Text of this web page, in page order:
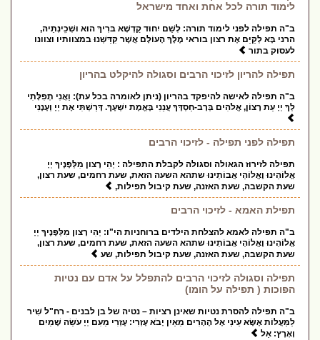
לימוד תורה לכל אחת ואחד מישראל
ב"ה תפילה לפני לימוד תורה: לְשֵׁם יִחוּד קֻדְשָׁא בּרִיךְ הוּא וּשְׁכִֽינְתֵּיהּ,
הרני בָּא לְקַיֵּם אֶת רצון בוראי מֶלֶךְ הָעוֹלָם אֲשֶׁר קִדַּשְׁנוּ במצוותיו וצוונו
לעסוק בתור
תפילה להריון לזיכוי הרבים וסגולה להיקלט בהריון
ב"ה תפילה לאישה להיפקד בהריון (ניתן לאומרה בכל עת): וַאֲנִי תְפִלָּתִי
לְךָ יְיָ עֵת רָצוֹן, אֱלֹהִים בְּרָב-חַסְדֶּךָ עֲנֵנִי בֶּאֱמֶת יִשְׁעֶךָ. דָּרַשְׁתִּי אֶת יְיָ וְעָנָנִי
תפילה לפני תפילה - לזיכוי הרבים
תפילה לזירוז הגאולה וסגולה לקבלת התפילה : יְהִי רָצון מִלְּפָנֶיךָ יְיָ
אֱלוֹהֵינוּ וֶאֱלוֹהַי אֲבוֹתֵינוּ שתהא השעה הזאת, שעת רחמים, שעת רצון,
שעת הקשבה, שעת האזנה, שעת קיבול תפילות,
תפילת האמא - לזיכוי הרבים
ב"ה תפילה לאמא להצלחת הילדים ברוחניות הי"ו: יְהִי רָצון מִלְּפָנֶיךָ יְיָ
אֱלוֹהֵינוּ וֶאֱלוֹהַי אֲבוֹתֵינוּ שתהא השעה הזאת, שעת רחמים, שעת רצון,
שעת הקשבה, שעת האזנה, שעת קיבול תפילות, שע
תפילה וסגולה לזיכוי הרבים להתפלל על אדם עם נטיות
הפוכות ( תפילה על הומו)
ב"ה תפילה להסרת נטיות שאינן רציות – נטיה של בן לבנים - רח"ל שִׁיר
לַמַּעֲלוֹת אֶשָּׂא עֵינַי אֶל הֶהָרִים מֵאַיִן יָבֹא עֶזְרִי: עֶזְרִי מֵעִם יְיָ עֹשֵׂה שָׁמַיִם
וָאָרֶץ: אַל